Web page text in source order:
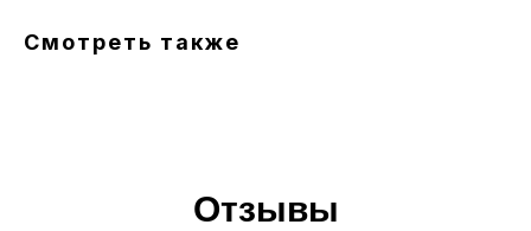
Смотреть также
Отзывы